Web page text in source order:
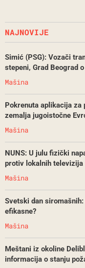
NAJNOVIJE
Simić (PSG): Vozači
stepeni, Grad Beograd
Mašina
Pokrenuta aplikacija
zemalja jugoistočne
Mašina
NUNS: U julu fizički
protiv lokalnih televizija
Mašina
Svetski dan
efikasne?
Mašina
Meštani iz okoline
informacija o stanju